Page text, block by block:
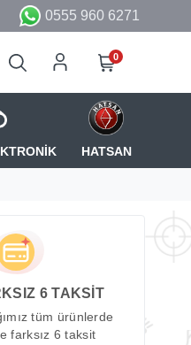
0555 960 6271
0
HATSAN
6 TAKSİT
tüm ürünlerde
farksız 6 taksit